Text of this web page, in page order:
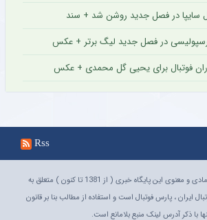
سایپا در فصل جدید روشن شد + سند
در فصل جدید لیگ برتر + عکس
فوتبال برای یحیی گل محمدی + عکس
Rss
تمام حقوق مادی و معنوی این پایگاه خبری ( از 1381 تا کنون ) متعلق به
ایران ، پارس فوتبال است و استفاده از مطالب بنا بر قانون
با ذکر آدرس لینک منبع بلامانع است.